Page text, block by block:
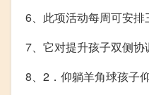
6、此项活动每周可安排
7、它对提升孩子双侧协
8、2．仰躺羊角球孩子